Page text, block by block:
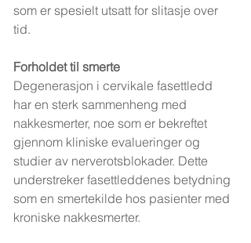
som er spesielt utsatt for slitasje over
tid.
Forholdet til smerte
Degenerasjon i cervikale fasettledd
har en sterk sammenheng med
nakkesmerter, noe som er bekreftet
gjennom kliniske evalueringer og
studier av nerverotsblokader. Dette
understreker fasettleddenes betydning
som en smertekilde hos pasienter med
kroniske nakkesmerter.